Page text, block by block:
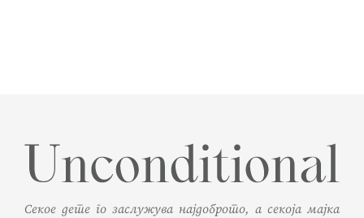
Секое дете го заслужува најдоброто, а секоја мајка